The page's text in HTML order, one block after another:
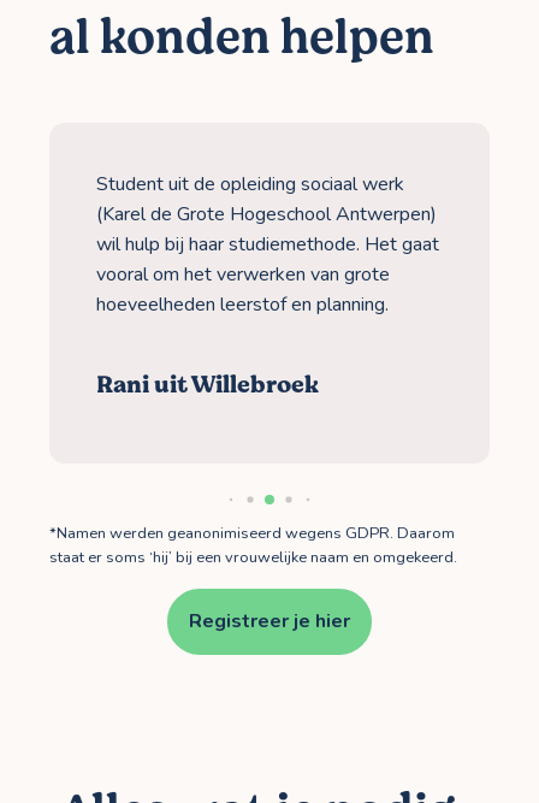
al konden helpen
Student uit de opleiding sociaal werk
(Karel de Grote Hogeschool Antwerpen)
wil hulp bij haar studiemethode. Het gaat
vooral om het verwerken van grote
hoeveelheden leerstof en planning.
Rani uit Willebroek
*Namen werden geanonimiseerd wegens GDPR. Daarom
staat er soms ‘hij’ bij een vrouwelijke naam en omgekeerd.
Registreer je hier